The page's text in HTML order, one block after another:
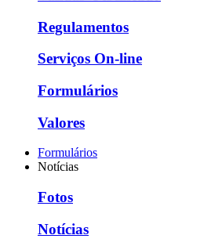
Regulamentos
Serviços On-line
Formulários
Valores
Formulários
Notícias
Fotos
Notícias